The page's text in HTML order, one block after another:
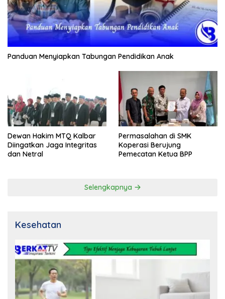
Panduan Menyiapkan Tabungan Pendidikan Anak
Dewan Hakim MTQ Kalbar
Diingatkan Jaga Integritas
dan Netral
Permasalahan di SMK
Koperasi Berujung
Pemecatan Ketua BPP
Selengkapnya
Kesehatan